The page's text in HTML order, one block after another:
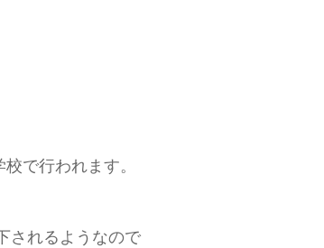
で行われます。
されるようなので